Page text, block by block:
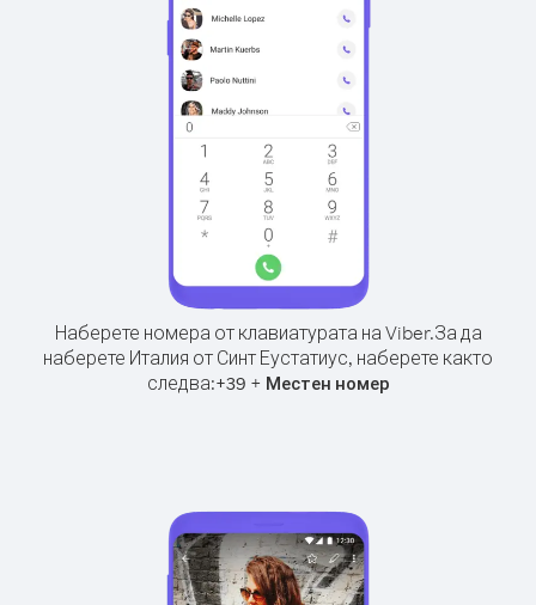
Наберете номера от клавиатурата на Viber.За да
наберете Италия от Синт Еустатиус, наберете както
следва:+39 + Местен номер